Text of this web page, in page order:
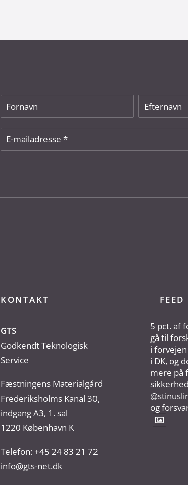
KONTAKT
GTS
Godkendt Teknologisk
Service
Fæstningens Materialgård
Frederiksholms Kanal 30,
indgang A3, 1. sal
1220 København K
Telefon: +45 24 83 21 72
info@gts-net.dk
FEED
5 pct. af
gå til
i
i DK, og
mere på
og